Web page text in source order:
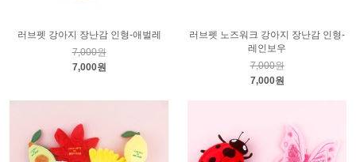
러브펫 강아지 장난감 인형-애벌레
7,000원
7,000원
러브펫 노즈워크 강아지 장난감 인형-
레인보우
7,000원
7,000원